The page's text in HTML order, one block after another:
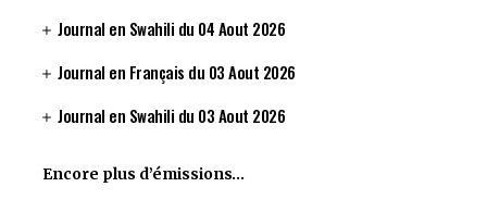
Journal en Swahili du 04 Aout 2026
Journal en Français du 03 Aout 2026
Journal en Swahili du 03 Aout 2026
Encore plus d’émissions…